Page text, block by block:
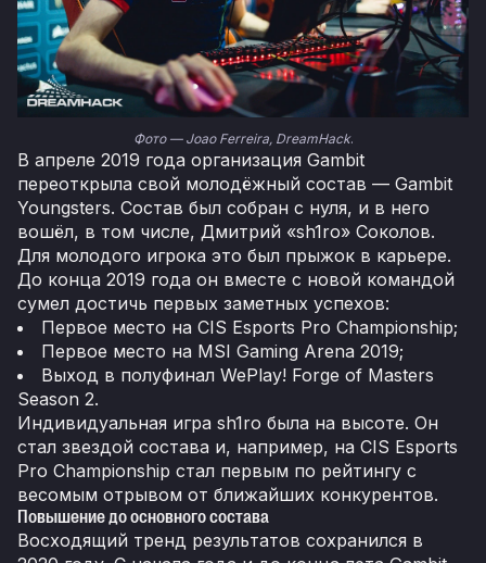
Фото — Joao Ferreira, DreamHack.
В апреле 2019 года организация Gambit
переоткрыла свой молодёжный состав — Gambit
Youngsters. Состав был собран с нуля, и в него
вошёл, в том числе, Дмитрий «sh1ro» Соколов.
Для молодого игрока это был прыжок в карьере.
До конца 2019 года он вместе с новой командой
сумел достичь первых заметных успехов:
Первое место на CIS Esports Pro Championship;
Первое место на MSI Gaming Arena 2019;
Выход в полуфинал WePlay! Forge of Masters
Season 2.
Индивидуальная игра sh1ro была на высоте. Он
стал звездой состава и, например, на CIS Esports
Pro Championship стал первым по рейтингу с
весомым отрывом от ближайших конкурентов.
Повышение до основного состава
Восходящий тренд результатов сохранился в